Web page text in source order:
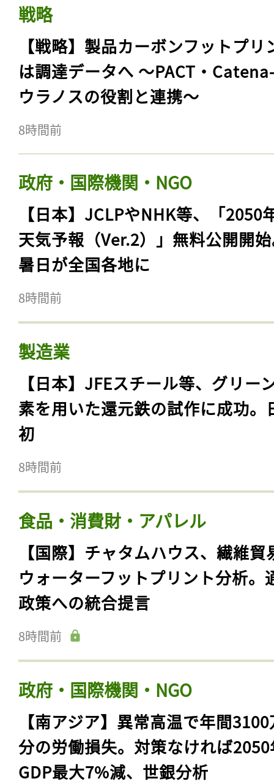
戦略
【戦略】製品カーボンフットプリ
は調達データへ 〜PACT・
ウラノスの役割と連携〜
8時間前
政府・国際機関・NGO
【日本】JCLPやNHK等、「2050
天気予報（Ver.2）」無料公開開
暑日が全国各地に
8時間前
製造業
【日本】JFEスチール等、グリー
素を用いた還元鉄の試作に成功。
初
8時間前
食品・消費財・アパレル
【国際】チャタムハウス、繊維貿
ウォーターフットプリント分析。
政策への統合提言
8時間前
政府・国際機関・NGO
【南アジア】異常高温で年間
分の労働損失。対策なければ
GDP最大7%減、世銀分析